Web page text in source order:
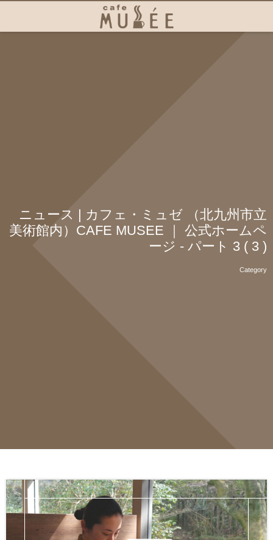
ニュース | カフェ・ミュゼ （北九州市立
美術館内）CAFE MUSEE ｜ 公式ホームペ
ージ - パート 3 ( 3 )
Category